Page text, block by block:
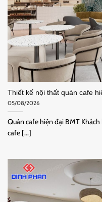
Thiết kế nội thất quán cafe
05/08/2026
Quán cafe hiện đại BMT
cafe [...]